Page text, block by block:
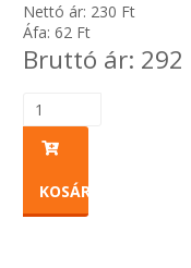
Nettó ár: 230 Ft
Áfa:62 Ft
Bruttó ár: 292
KOSÁRBA